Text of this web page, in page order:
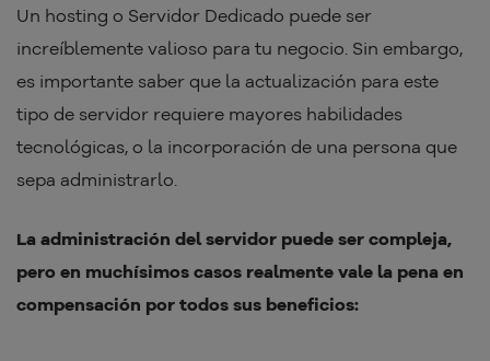
Un hosting o Servidor Dedicado puede ser
increíblemente valioso para tu negocio. Sin embargo,
es importante saber que la actualización para este
tipo de servidor requiere mayores habilidades
tecnológicas, o la incorporación de una persona que
sepa administrarlo.
La administración del servidor puede ser compleja,
pero en muchísimos casos realmente vale la pena en
compensación por todos sus beneficios: